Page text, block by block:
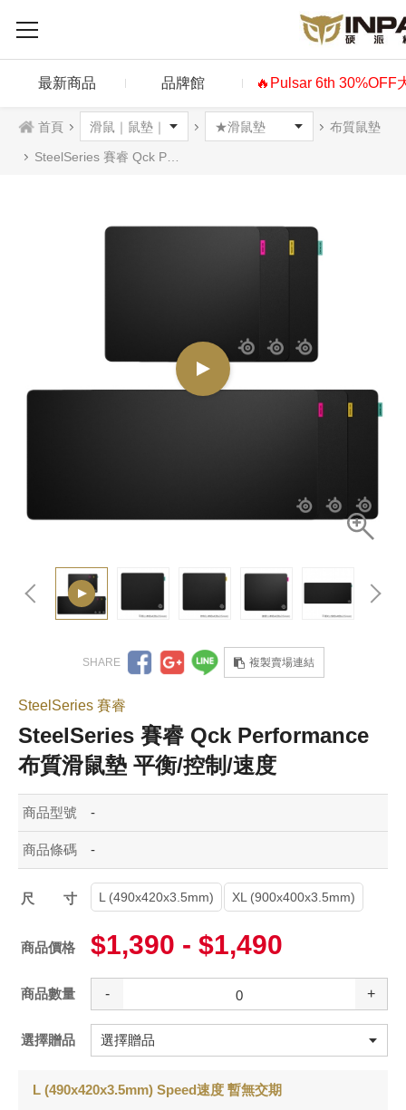
最新商品 品牌館 🔥Pulsar 6th 30%OFF
首頁 布質鼠墊
SteelSeries 賽睿 Qck Performance 布質滑鼠墊 平衡/控制/速度
複製賣場連結
SteelSeries 賽睿
SteelSeries 賽睿 Qck Performance
布質滑鼠墊 平衡/控制/速度
商品型號 -
商品條碼 -
尺寸L (490x420x3.5mm) XL (900x400x3.5mm)
商品價格 $1,390 - $1,490
商品數量 - +
選擇贈品
L (490x420x3.5mm) Speed速度 暫無交期